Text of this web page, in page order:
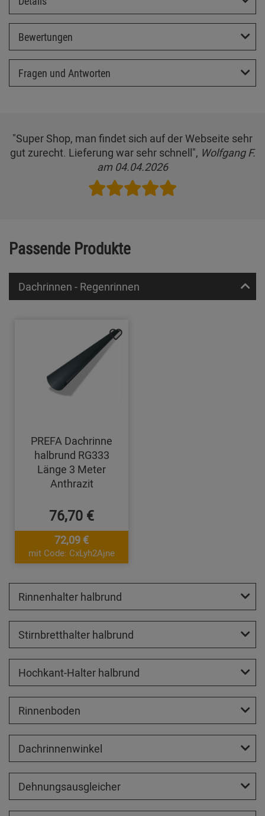
Bewertungen
Fragen und Antworten
"Super Shop, man findet sich auf der Webseite sehr
gut zurecht. Lieferung war sehr schnell", Wolfgang F.
am 04.04.2026
Passende Produkte
Dachrinnen - Regenrinnen
PREFA Dachrinne
halbrund RG333
Länge 3 Meter
Anthrazit
76,70 €
72,09 €
mit Code: CxLyh2Ajne
Rinnenhalter halbrund
Stirnbretthalter halbrund
Hochkant-Halter halbrund
Rinnenboden
Dachrinnenwinkel
Dehnungsausgleicher